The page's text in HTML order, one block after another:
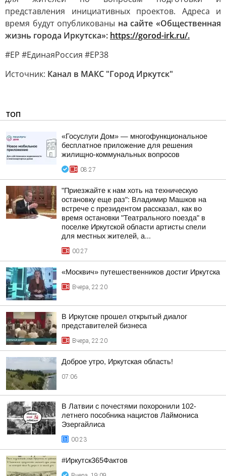
представления инициативных проектов. Адреса и
время будут опубликованы на сайте «Общественная
жизнь города Иркутска»: https://gorod-irk.ru/.
#ЕР #ЕдинаяРоссия #ЕР38
Источник: Канал в МАКС "Город Иркутск"
ТОП
«Госуслуги Дом» — многофункциональное
бесплатное приложение для решения
жилищно-коммунальных вопросов
08:27
"Приезжайте к нам хоть на техническую
остановку еще раз": Владимир Машков на
встрече с президентом рассказал, как во
время остановки "Театрального поезда" в
поселке Иркутской области артисты спели
для местных жителей, а...
00:27
«Москвич» путешественников достиг Иркутска
Вчера, 22:20
В Иркутске прошел открытый диалог
представителей бизнеса
Вчера, 22:20
Доброе утро, Иркутская область!
07:06
В Латвии с почестями похоронили 102-
летнего пособника нацистов Лаймониса
Эзергайлиса
00:23
#Иркутск365Фактов